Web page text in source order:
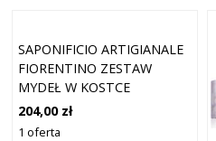
SAPONIFICIO ARTIGIANALE
FIORENTINO ZESTAW
MYDEŁ W KOSTCE
LAWENDA 125 G
204,00 zł
1 oferta